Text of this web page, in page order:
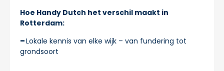
Hoe Handy Dutch het verschil maakt in
Rotterdam:
Lokale kennis van elke wijk – van fundering tot
grondsoort